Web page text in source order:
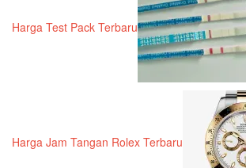
Harga Test Pack Terbaru
Harga Jam Tangan Rolex Terbaru